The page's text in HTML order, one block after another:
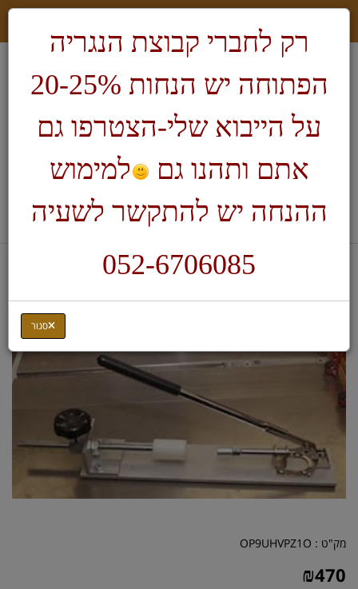
לעגלת הקניות
מק"ט : OP9UHVPZ1O
₪470
רק לחברי קבוצת הנגריה
הפתוחה יש הנחות 20-25%
על הייבוא שלי-הצטרפו גם
אתם ותהנו גם
למימוש
ההנחה יש להתקשר לשעיה
052-6706085
סגור